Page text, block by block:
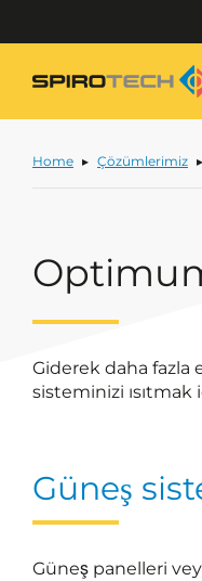
Home Çözümlerimiz
Giderek daha fazla
sisteminizi
Güneş
Güneş panelleri